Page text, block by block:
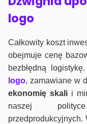
logo
Całkowity koszt
obejmuje cenę
bezbłędną
logo, zamawiane w
ekonomię skalii
naszej